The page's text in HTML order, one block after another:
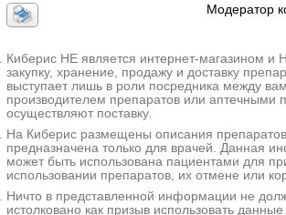
Модератор
Киберис НЕ является интернет-магазином и
закупку, хранение, продажу и доставку
выступает лишь в роли посредника между
производителем препаратов или аптечными
осуществляют поставку.
На Киберис размещены описания
предназначена только для врачей. Данная
может быть использована пациентами для
использовании препаратов, их отмене или
Ничто в представленной информации не
истолковано как призыв использовать